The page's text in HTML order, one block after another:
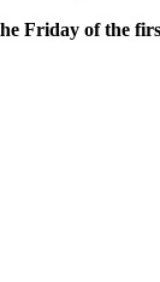
Friday of the